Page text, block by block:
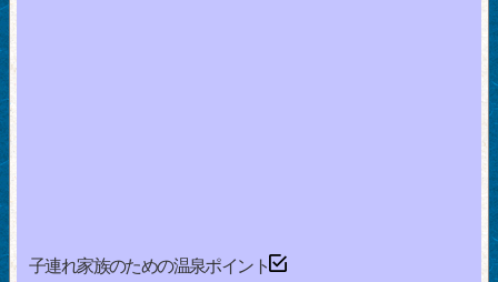
子連れ家族のための温泉ポイント